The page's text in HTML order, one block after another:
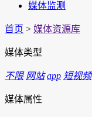
媒体监测
首页 > 媒体资源库
媒体类型
不限 网站 app 短视频
媒体属性